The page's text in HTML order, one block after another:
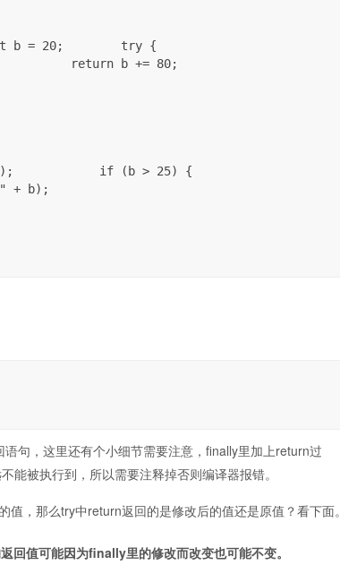
= 20;        try {
return b += 80;
if (b > 25) {
b);
句，这里还有个小细节需要注意，finally里加上return过
能被执行到，所以需要注释掉否则编译器报错。
，那么try中return返回的是修改后的值还是原值？看下面。
值可能因为finally里的修改而改变也可能不变。